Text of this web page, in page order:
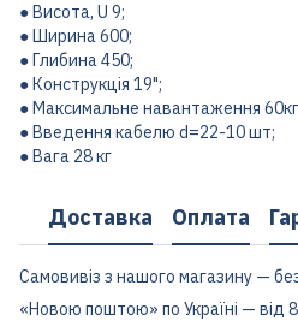
● Висота, U 9;
● Ширина 600;
● Глибина 450;
● Конструкція 19";
● Максимальне навантаження
● Введення кабелю d=22-10 шт;
● Вага 28 кг
Доставка Оплата
Самовивіз з нашого магазину —
«Новою поштою» по Україні — від